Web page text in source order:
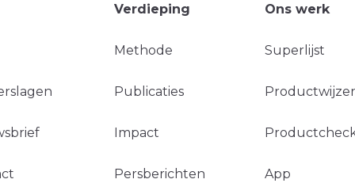
Verdieping
Methode
Publicaties
Impact
Persberichten
Ons werk
Superlijst
App